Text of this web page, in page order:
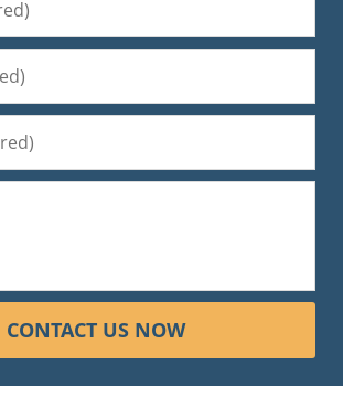
CONTACT US NOW